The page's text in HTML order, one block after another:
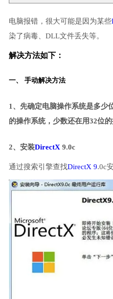
电脑报错，很大可能是因为某些
染了病毒、DLL文件丢失等。
解决方法如下：
一、 手动解决方法
1、先确定电脑操作系统是多少
的操作系统，少数还在用32位的
2、安装DirectX 9.0c
通过搜索引擎查找DirectX 9.0c